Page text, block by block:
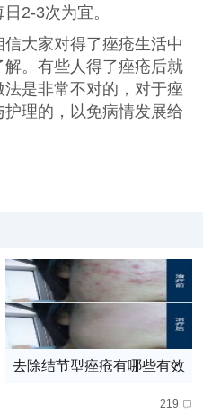
2-3次为宜。
大家对得了痤疮生活中
。有些人得了痤疮后就
是非常不对的，对于痤
理的，以免病情发展给
去除结节型痤疮有哪些有效
219